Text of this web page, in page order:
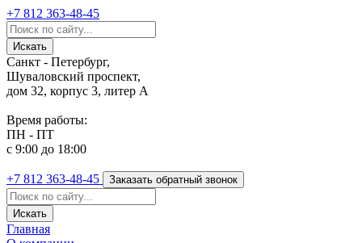
+7 812 363-48-45
Санкт - Петербург,
Шуваловский проспект,
дом 32, корпус 3, литер А
Время работы:
ПН - ПТ
с 9:00 до 18:00
+7 812 363-48-45 Заказать обратный звонок
Главная